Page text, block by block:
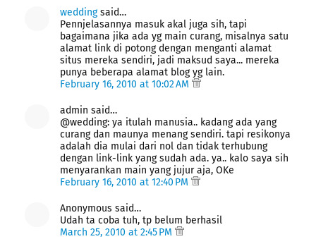
weddingsaid…
Pennjelasannya masuk akal juga sih, tapi
bagaimana jika ada yg main curang, misalnya satu
alamat link di potong dengan menganti alamat
situs mereka sendiri, jadi maksud saya... mereka
punya beberapa alamat blog yg lain.
February 16, 2010 at 10:02 AM
admin said…
@wedding: ya itulah manusia.. kadang ada yang
curang dan maunya menang sendiri. tapi resikonya
adalah dia mulai dari nol dan tidak terhubung
dengan link-link yang sudah ada. ya.. kalo saya sih
menyarankan main yang jujur aja, OKe
February 16, 2010 at 12:40 PM
Anonymous said…
Udah ta coba tuh, tp belum berhasil
March 25, 2010 at 2:45 PM